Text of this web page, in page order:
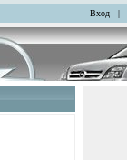
Вход |